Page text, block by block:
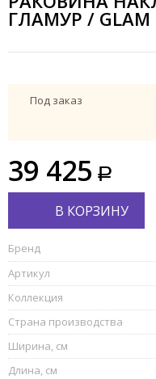
ГЛАМУР /
Под заказ
39 425
В КОРЗИНУ
Бренд
Артикул
Коллекция
Страна производства
Ширина, см
Длина, см